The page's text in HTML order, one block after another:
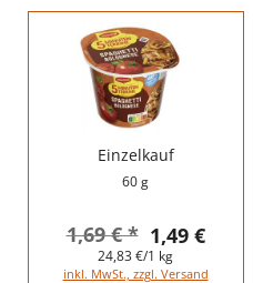
Einzelkauf
60 g
1,49 €
1,69 € *
24,83 €/1 kg
inkl. MwSt., zzgl. Versand